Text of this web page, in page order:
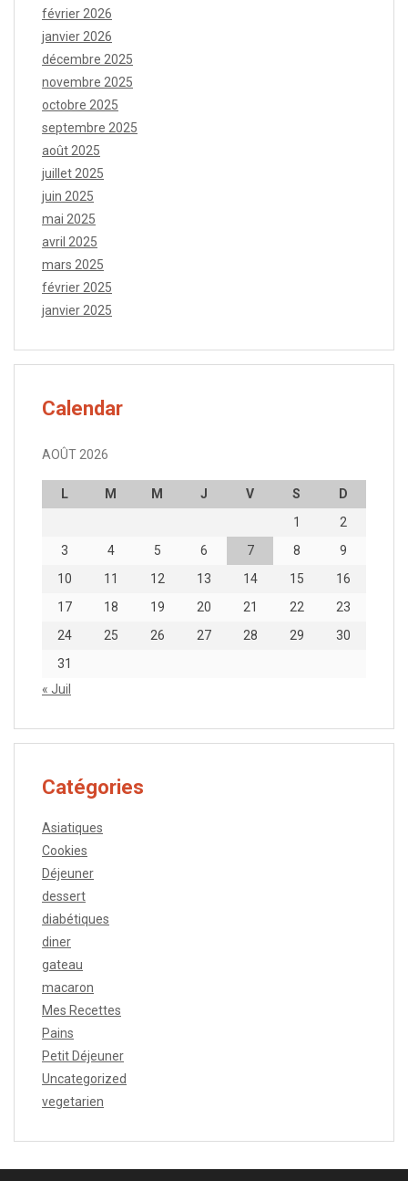
février 2026
janvier 2026
décembre 2025
novembre 2025
octobre 2025
septembre 2025
août 2025
juillet 2025
juin 2025
mai 2025
avril 2025
mars 2025
février 2025
janvier 2025
Calendar
AOÛT 2026
L M M J V S
D
1
2
3
4 5 6 7 8
9
10
11 12 13 14 15
16
17
18 19 20 21 22
23
24
25 26 27 28 29
30
31
« Juil
Catégories
Asiatiques
Cookies
Déjeuner
dessert
diabétiques
diner
gateau
macaron
Mes Recettes
Pains
Petit Déjeuner
Uncategorized
vegetarien